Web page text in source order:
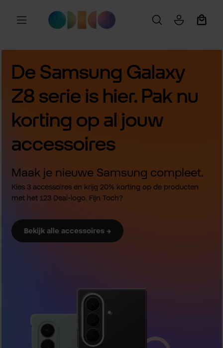
Ga naar de hoofdinhoud
De Samsung Galaxy
Z8 serie is hier. Pak nu
korting op al jouw
accessoires
Maak je nieuwe Samsung compleet.
Kies 3 accessoires en krijg 20% korting op de producten
met het 123 Deal-logo. Fijn Toch?
Bekijk alle accessoires →